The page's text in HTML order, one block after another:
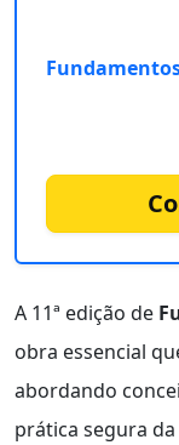
A 11ª edição de
obra essencial
abordando
prática segura